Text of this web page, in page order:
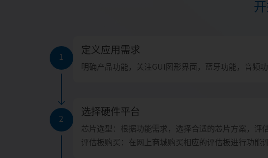
1
定义应用需求
明确产品功能，关注GUI图形界面，蓝牙功能，音频功
2
选择硬件平台
芯片选型：根据功能需求，选择合适的芯片方案，评
评估板购买：在网上商城购买相应的评估板进行功能